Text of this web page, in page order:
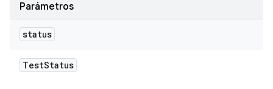
Parámetros
status
TestStatus